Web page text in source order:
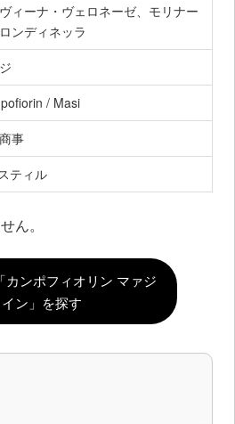
ィーナ・ヴェロネーゼ、モリナー
ンディネッラ
/ Masi
事
ティル
ん。
カンポフィオリン マァジ
イン」を探す